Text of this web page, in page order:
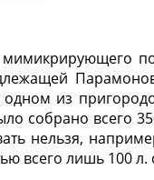
из
собрано всего
нельзя,
всего лишь 100 л.